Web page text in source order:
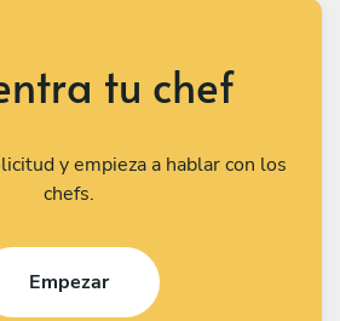
tu chef
y empieza a hablar con los
chefs.
Empezar